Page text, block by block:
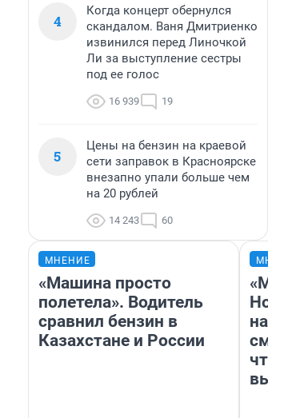
4
Когда концерт обернулся
скандалом. Ваня Дмитриенко
извинился перед Линочкой
Ли за выступление сестры
под ее голос
16 939 19
5
Цены на бензин на краевой
сети заправок в Красноярске
внезапно упали больше чем
на 20 рублей
14 243 60
МНЕНИЕ
«Машина просто
полетела». Водитель
сравнил бензин в
Казахстане и России
«Мы